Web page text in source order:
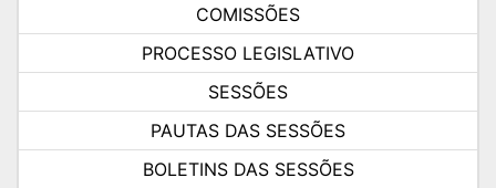
COMISSÕES
PROCESSO LEGISLATIVO
SESSÕES
PAUTAS DAS SESSÕES
BOLETINS DAS SESSÕES